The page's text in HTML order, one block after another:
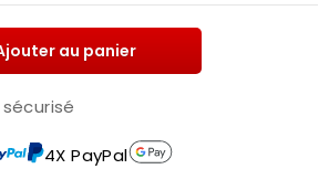
au panier
4X PayPal